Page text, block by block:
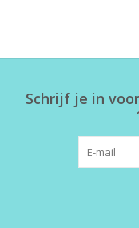
Schrijf je in